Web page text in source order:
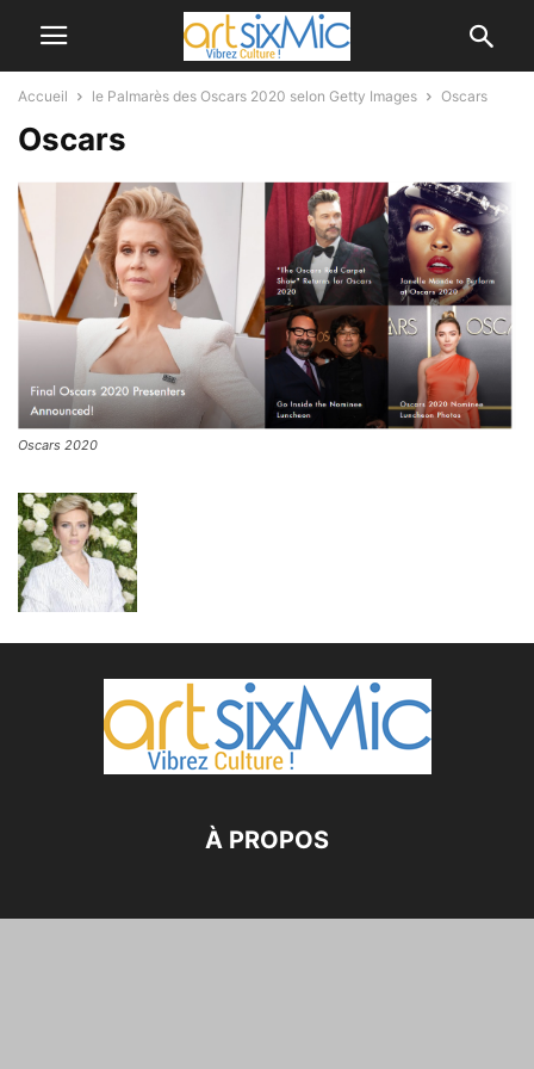
Accueil le Palmarès des Oscars 2020 selon Getty Images Oscars
Oscars
Oscars 2020
À PROPOS